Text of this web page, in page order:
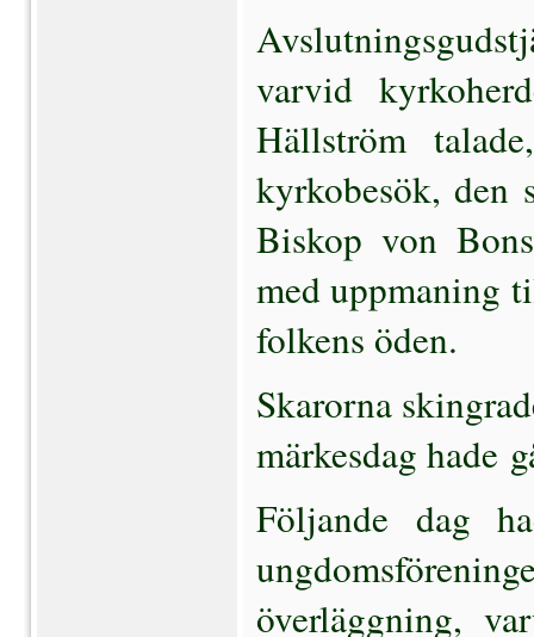
varvid
Hällström
kyrkobesök, den
Biskop von
med uppmaning
folkens öden.
Skarorna
märkesdag hade
Följande dag
överläggning,